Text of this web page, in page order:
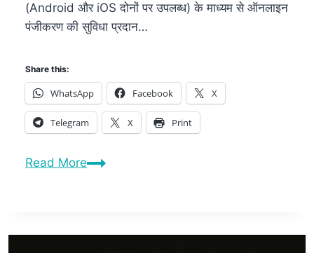
(Android और iOS दोनों पर उपलब्ध) के माध्यम से ऑनलाइन
पंजीकरण की सुविधा प्रदान…
Share this:
WhatsApp Facebook X
Telegram X Print
Read More